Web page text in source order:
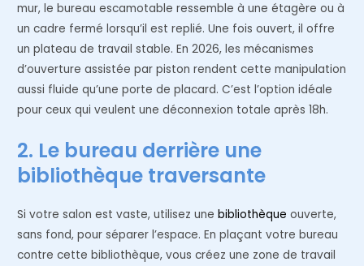
mur, le bureau escamotable ressemble à une étagère ou à
un cadre fermé lorsqu’il est replié. Une fois ouvert, il offre
un plateau de travail stable. En 2026, les mécanismes
d’ouverture assistée par piston rendent cette manipulation
aussi fluide qu’une porte de placard. C’est l’option idéale
pour ceux qui veulent une déconnexion totale après 18h.
2. Le bureau derrière une
bibliothèque traversante
Si votre salon est vaste, utilisez unebibliothèqueouverte,
sans fond, pour séparer l’espace. En plaçant votre bureau
contre cette bibliothèque, vous créez une zone de travail